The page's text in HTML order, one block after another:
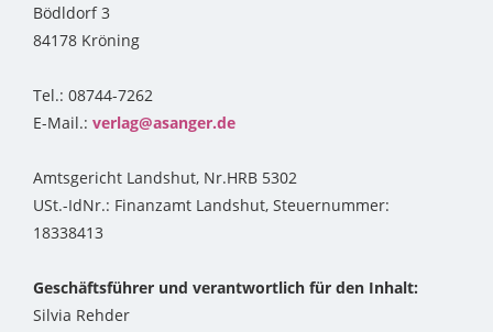
Bödldorf 3
84178 Kröning
Tel.: 08744-7262
E-Mail.: verlag@asanger.de
Amtsgericht Landshut, Nr.HRB 5302
USt.-IdNr.: Finanzamt Landshut, Steuernummer:
18338413
Geschäftsführer und verantwortlich für den Inhalt:
Silvia Rehder